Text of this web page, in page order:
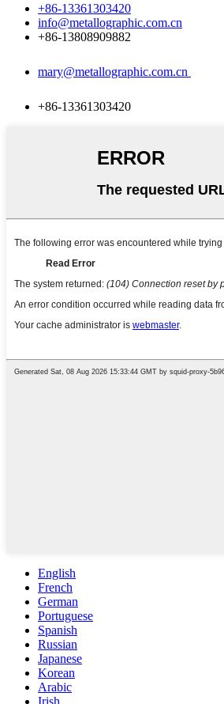
+86-13361303420
info@metallographic.com.cn
+86-13808909882
mary@metallographic.com.cn
+86-13361303420
English
French
German
Portuguese
Spanish
Russian
Japanese
Korean
Arabic
Irish